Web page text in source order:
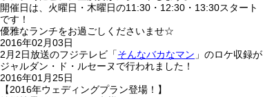
開催日は、火曜日・木曜日の11:30・12:30・13:30スタート
です！
優雅なランチをお過ごしくださいませ☆
2016年02月03日
2月2日放送のフジテレビ「そんなバカなマン 」のロケ収録が
ジャルダン・ド・ルセーヌで行われました！
2016年01月25日
【2016年ウェディングプラン登場！】